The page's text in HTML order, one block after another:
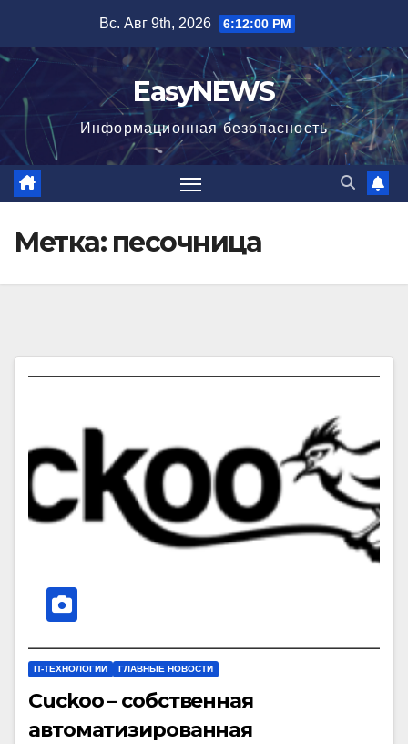
содержимому
Вс. Авг 9th, 2026 6:12:00 PM
EasyNEWS
Информационная безопаcность
Метка: песочница
IT-ТЕХНОЛОГИИ ГЛАВНЫЕ НОВОСТИ
Cuckoo – собственная
автоматизированная